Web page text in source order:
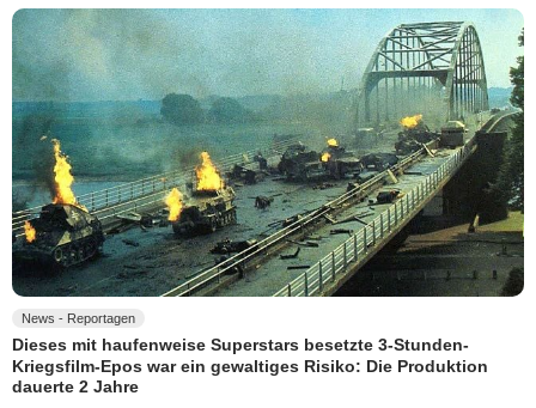
News - Reportagen
Dieses mit haufenweise Superstars besetzte 3-Stunden-
Kriegsfilm-Epos war ein gewaltiges Risiko: Die Produktion
dauerte 2 Jahre